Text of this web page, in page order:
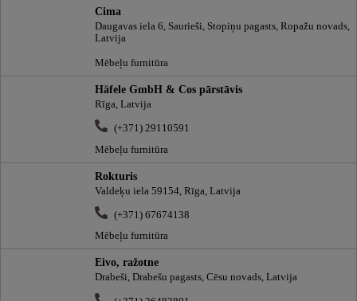
Cima
Daugavas iela 6, Saurieši, Stopiņu pagasts, Ropažu novads,
Latvija
Mēbeļu furnitūra
Häfele GmbH & Cos pārstāvis
Rīga, Latvija
(+371) 29110591
Mēbeļu furnitūra
Rokturis
Valdeķu iela 59154, Rīga, Latvija
(+371) 67674138
Mēbeļu furnitūra
Eivo, ražotne
Drabeši, Drabešu pagasts, Cēsu novads, Latvija